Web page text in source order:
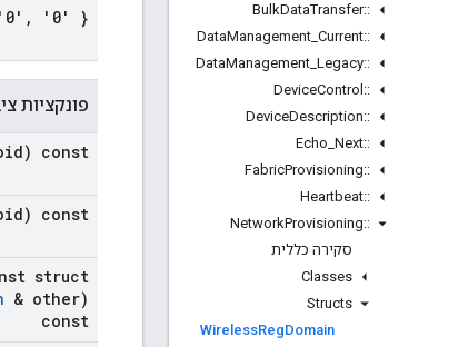
::
BulkDataTransfer
::
DataManagement Current
::
DataManagement Legacy
::
DeviceControl
::
DeviceDescription
::
Echo Next
::
FabricProvisioning
::
Heartbeat
::
NetworkProvisioning
סקירה כללית
Classes
Structs
WirelessRegDomain
, '0' }
פונקציות
const
const
struct
& other)
const